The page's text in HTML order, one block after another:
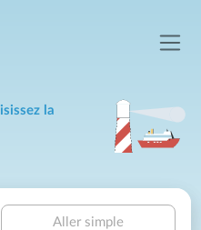
la
Aller simple